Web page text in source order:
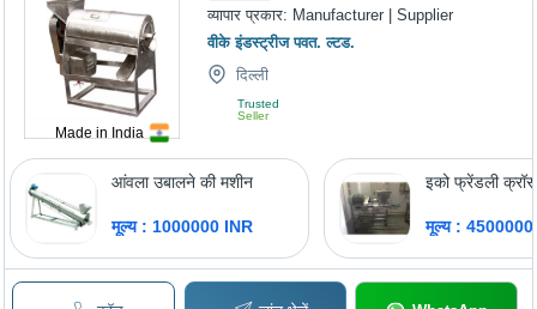
Made in India
व्यापार प्रकार: Manufacturer | Supplier
वीके इंडस्ट्रीज पवत. ल्टड.
दिल्ली
Trusted
Seller
आंवला उबालने की मशीन
मूल्य : 1000000 INR
इको फ्रेंडली
मूल्य :